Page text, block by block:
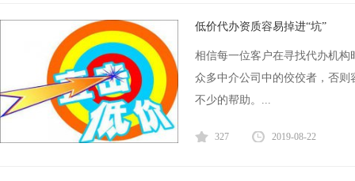
低价代办资质容易掉进“坑”
相信每一位客户在寻找代办机
众多中介公司中的佼佼者，否
不少的帮助。...
327 2019-08-22